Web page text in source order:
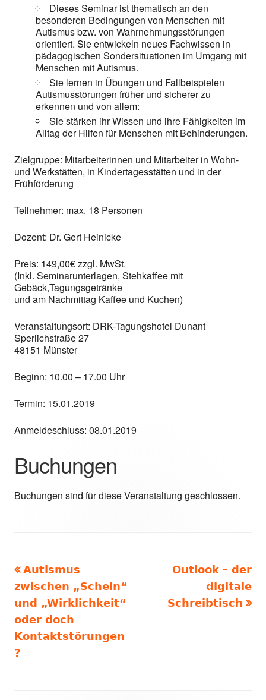
Dieses Seminar ist thematisch an den
besonderen Bedingungen von Menschen mit
Autismus bzw. von Wahrnehmungsstörungen
orientiert. Sie entwickeln neues Fachwissen in
pädagogischen Sondersituationen im Umgang mit
Menschen mit Autismus.
Sie lernen in Übungen und Fallbeispielen
Autismusstörungen früher und sicherer zu
erkennen und von allem:
Sie stärken ihr Wissen und ihre Fähigkeiten im
Alltag der Hilfen für Menschen mit Behinderungen.
Zielgruppe: Mitarbeiterinnen und Mitarbeiter in Wohn-
und Werkstätten, in Kindertagesstätten und in der
Frühförderung
Teilnehmer: max. 18 Personen
Dozent: Dr. Gert Heinicke
Preis: 149,00€ zzgl. MwSt.
(Inkl. Seminarunterlagen, Stehkaffee mit
Gebäck,Tagungsgetränke
und am Nachmittag Kaffee und Kuchen)
Veranstaltungsort: DRK-Tagungshotel Dunant
Sperlichstraße 27
48151 Münster
Beginn: 10.00 – 17.00 Uhr
Termin: 15.01.2019
Anmeldeschluss: 08.01.2019
Buchungen
Buchungen sind für diese Veranstaltung geschlossen.
Beitragsnavigation
Vorheriger
Beitrag:
Autismus
zwischen „Schein“
und „Wirklichkeit“
oder doch
Kontaktstörungen
?
Nächster
Beitrag
Outlook – der
digitale
Schreibtisch